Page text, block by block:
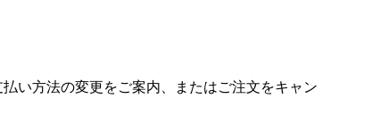
い方法の変更をご案内、またはご注文をキャン